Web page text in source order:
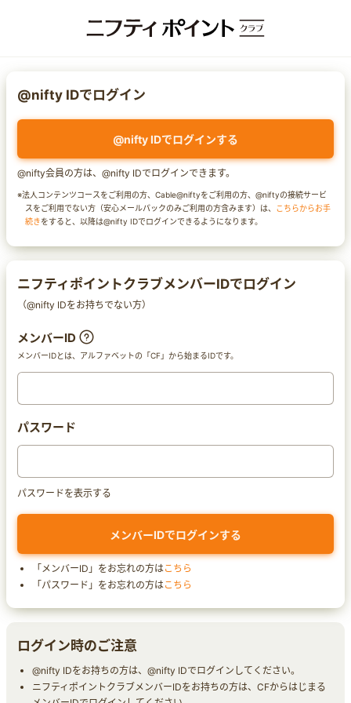
@nifty IDでログイン
@nifty IDでログインする
@nifty会員の方は、@nifty IDでログインできます。
※法人コンテンツコースをご利用の方、Cable@niftyをご利用の方、@niftyの接続サービ
スをご利用でない方（安心メールパックのみご利用の方含みます）は、 こちらからお手
続きをすると、以降は@nifty IDでログインできるようになります。
ニフティポイントクラブメンバーIDでログイン
（@nifty IDをお持ちでない方）
メンバーID
メンバーIDとは、アルファベットの「CF」から始まるIDです。
パスワード
パスワードを表示する
「メンバーID」をお忘れの方はこちら
「パスワード」をお忘れの方はこちら
ログイン時のご注意
@nifty IDをお持ちの方は、@nifty IDでログインしてください。
ニフティポイントクラブメンバーIDをお持ちの方は、CFからはじまる